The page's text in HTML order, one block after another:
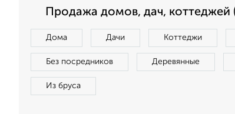
Продажа домов, дач, коттеджей
Дома Дачи Коттеджи
Без посредников Деревянные
Из бруса